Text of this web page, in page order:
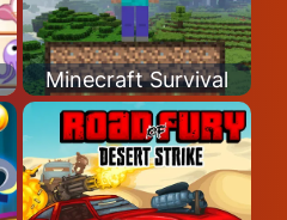
Minecraft Survival